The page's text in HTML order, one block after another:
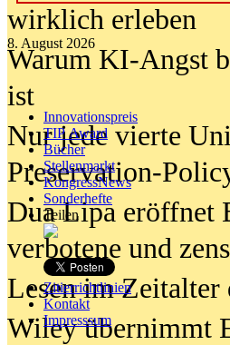
8. August 2026
Innovationspreis
TIP Award
Bücher
Stellenmarkt
KongressNews
Sonderhefte
Teilen
Zitierrichtlinien
Kontakt
Impresssum
wirklich erleben
Warum KI-Angst
ist
Nur jede vierte
Preservation-
Dua Lipa eröffnet
verbotene und
Lesen im Zeitalter
Wiley übernimmt